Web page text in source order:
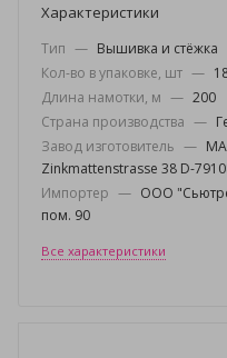
Характеристики
Тип — Вышивка и стёжка
Кол-во в упаковке, шт —
Длина намотки, м — 200
Страна производства —
Завод изготовитель —
Zinkmattenstrasse 38 D-
Импортер — ООО
пом. 90
Все характеристики